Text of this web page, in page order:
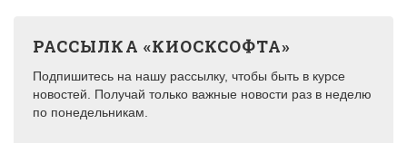
РАССЫЛКА «КИОСКСОФТА»
Подпишитесь на нашу рассылку, чтобы быть в курсе
новостей. Получай только важные новости раз в неделю
по понедельникам.